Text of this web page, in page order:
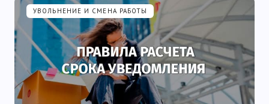
УВОЛЬНЕНИЕ И СМЕНА РАБОТЫ